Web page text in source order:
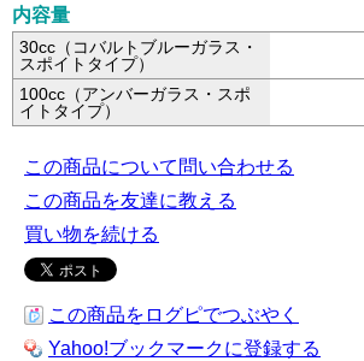
内容量
30cc（コバルトブルーガラス・
スポイトタイプ）
100cc（アンバーガラス・スポ
イトタイプ）
この商品について問い合わせる
この商品を友達に教える
買い物を続ける
この商品をログピでつぶやく
Yahoo!ブックマークに登録する